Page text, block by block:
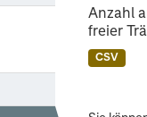
Anzahl
freier
CSV